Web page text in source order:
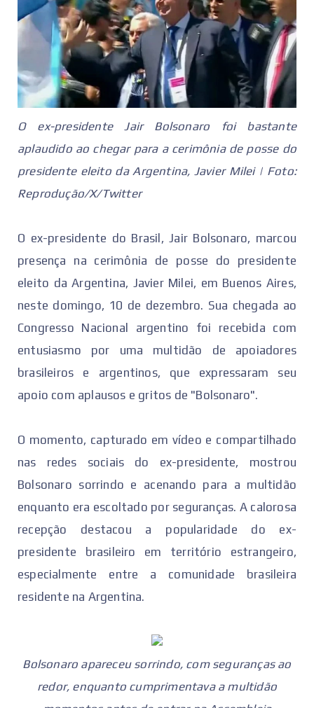
O ex-presidente Jair Bolsonaro foi bastante
aplaudido ao chegar para a cerimônia de posse do
presidente eleito da Argentina, Javier Milei | Foto:
Reprodução/X/Twitter
O ex-presidente do Brasil, Jair Bolsonaro, marcou
presença na cerimônia de posse do presidente
eleito da Argentina, Javier Milei, em Buenos Aires,
neste domingo, 10 de dezembro. Sua chegada ao
Congresso Nacional argentino foi recebida com
entusiasmo por uma multidão de apoiadores
brasileiros e argentinos, que expressaram seu
apoio com aplausos e gritos de "Bolsonaro".
O momento, capturado em vídeo e compartilhado
nas redes sociais do ex-presidente, mostrou
Bolsonaro sorrindo e acenando para a multidão
enquanto era escoltado por seguranças. A calorosa
recepção destacou a popularidade do ex-
presidente brasileiro em território estrangeiro,
especialmente entre a comunidade brasileira
residente na Argentina.
Bolsonaro apareceu sorrindo, com seguranças ao
redor, enquanto cumprimentava a multidão